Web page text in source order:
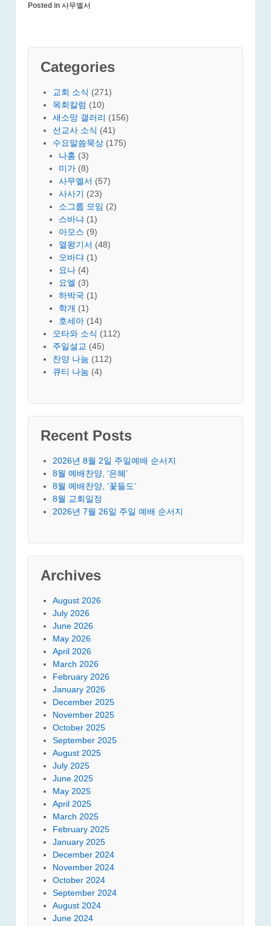
Posted in 사무엘서
Categories
교회 소식 (271)
목회칼럼 (10)
새소망 갤러리 (156)
선교사 소식 (41)
수요말씀묵상 (175)
나훔 (3)
미가 (8)
사무엘서 (57)
사사기 (23)
소그룹 모임 (2)
스바냐 (1)
아모스 (9)
열왕기서 (48)
오바댜 (1)
요나 (4)
요엘 (3)
하박국 (1)
학개 (1)
호세아 (14)
오타와 소식 (112)
주일설교 (45)
찬양 나눔 (112)
큐티 나눔 (4)
Recent Posts
2026년 8월 2일 주일예배 순서지
8월 예배찬양, ‘은혜’
8월 예배찬양, ‘꽃들도’
8월 교회일정
2026년 7월 26일 주일 예배 순서지
Archives
August 2026
July 2026
June 2026
May 2026
April 2026
March 2026
February 2026
January 2026
December 2025
November 2025
October 2025
September 2025
August 2025
July 2025
June 2025
May 2025
April 2025
March 2025
February 2025
January 2025
December 2024
November 2024
October 2024
September 2024
August 2024
June 2024